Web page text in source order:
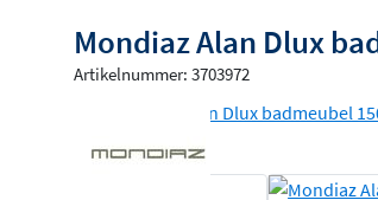
Mondiaz Alan Dlux
Artikelnummer: 3703972